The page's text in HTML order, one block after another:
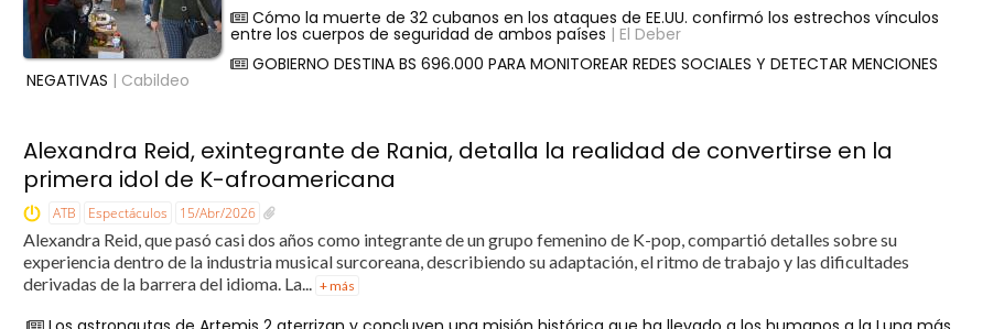
Cómo la muerte de 32 cubanos en los ataques de EE.UU. confirmó los estrechos vínculos
entre los cuerpos de seguridad de ambos países | El Deber
GOBIERNO DESTINA BS 696.000 PARA MONITOREAR REDES SOCIALES Y DETECTAR MENCIONES
NEGATIVAS | Cabildeo
Alexandra Reid, exintegrante de Rania, detalla la realidad de convertirse en la
primera idol de K-afroamericana
ATB Espectáculos 15/Abr/2026
Alexandra Reid, que pasó casi dos años como integrante de un grupo femenino de K-pop, compartió detalles sobre su
experiencia dentro de la industria musical surcoreana, describiendo su adaptación, el ritmo de trabajo y las dificultades
derivadas de la barrera del idioma. La...
+ más